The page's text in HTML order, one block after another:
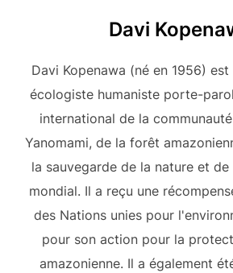
Davi
Davi Kopenawa (né en 1956)
écologiste humaniste porte-
international de la
Yanomami, de la forêt
la sauvegarde de la nature et
mondial. Il a reçu une
des Nations unies pour
pour son action pour la
amazonienne. Il a également